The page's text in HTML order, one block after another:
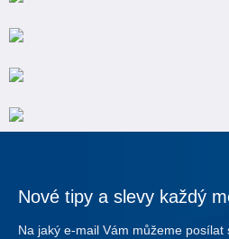
Nové tipy a slevy každý
Na jaký e-mail Vám můžeme